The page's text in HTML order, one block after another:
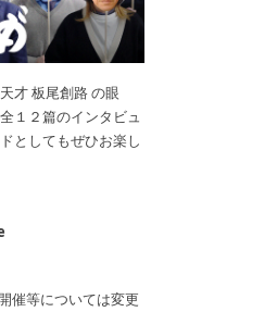
才 板尾創路 の眼
１２篇のインタビュ
としてもぜひお楽し
催等については変更